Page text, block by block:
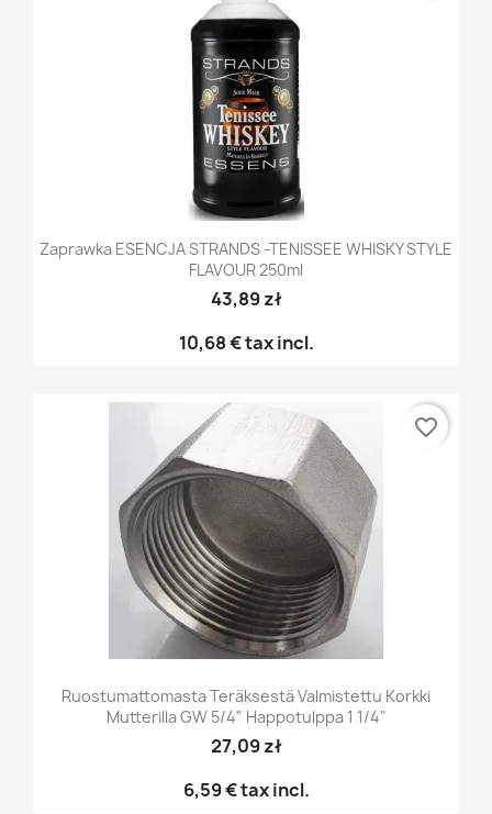
Zaprawka ESENCJA STRANDS -TENISSEE WHISKY STYLE
FLAVOUR 250ml
43,89 zł
10,68 €tax incl.
Ruostumattomasta Teräksestä Valmistettu Korkki
Mutterilla GW 5/4" Happotulppa 1 1/4"
27,09 zł
6,59 €tax incl.
favorite_border